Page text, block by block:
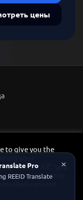
цены
to give you the
your
“Accept All”, you
you may
consent.
×
Pro
REEID Translate